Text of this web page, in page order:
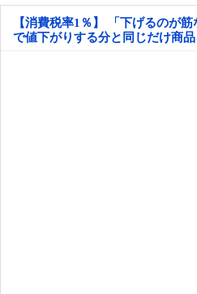
【消費税率1％】 「下げるのが
で値下がりする分と同じだけ商
えない店も